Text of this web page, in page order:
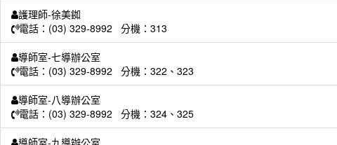
護理師-徐美銣
電話：(03) 329-8992 分機：313
導師室-七導辦公室
電話：(03) 329-8992 分機：322、323
導師室-八導辦公室
電話：(03) 329-8992 分機：324、325